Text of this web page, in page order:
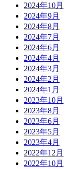
2024年10月
2024年9月
2024年8月
2024年7月
2024年6月
2024年4月
2024年3月
2024年2月
2024年1月
2023年10月
2023年8月
2023年6月
2023年5月
2023年4月
2022年12月
2022年10月